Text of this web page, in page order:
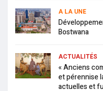
A LA UNE
Bostwana
ACTUALITÉS
« Anciens
et pérennise
actuelles et